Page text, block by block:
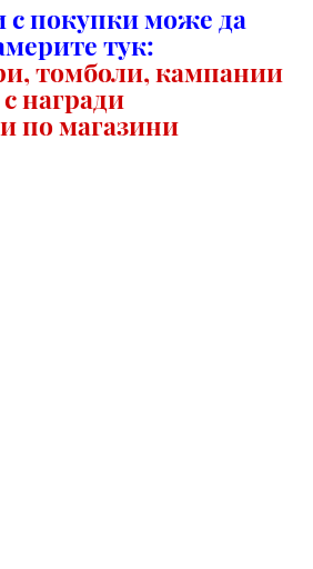
покупки може да
тук:
томболи, кампании
с награди
по магазини